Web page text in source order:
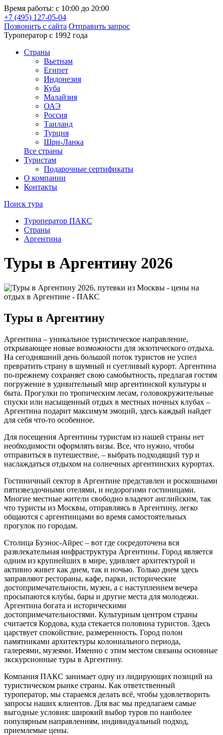
Время работы: с 10:00 до 20:00
+7 (495) 127-05-04
Позвонить с сайта Отправить запрос
Туроператор с 1992 года
Cтраны
Вьетнам
Египет
Индонезия
Куба
Малайзия
ОАЭ
Россия
Таиланд
Турция
Шри-Ланка
Все страны
Туристам
Подарочные сертификаты
О компании
Контакты
Поиск тура
Туроператор ПАКС
Cтраны
Аргентина
Туры в Аргентину 2026
Туры в Аргентину
Аргентина – уникальное туристическое направление,
открывающее новые возможности для экзотического отдыха.
На сегодняшний день большой поток туристов не успел
превратить страну в шумный и суетливый курорт. Аргентина
по-прежнему сохраняет свою самобытность, предлагая гостям
погружение в удивительный мир аргентинской культуры и
быта. Прогулки по тропическим лесам, головокружительные
спуски или насыщенный отдых в местных ночных клубах –
Аргентина подарит максимум эмоций, здесь каждый найдет
для себя что-то особенное.
Для посещения Аргентины туристам из нашей страны нет
необходимости оформлять визы. Все, что нужно, чтобы
отправиться в путешествие, – выбрать подходящий тур и
наслаждаться отдыхом на солнечных аргентинских курортах.
Гостиничный сектор в Аргентине представлен и роскошными
пятизвездочными отелями, и недорогими гостиницами.
Многие местные жители свободно владеют английским, так
что туристы из Москвы, отправляясь в Аргентину, легко
общаются с аргентинцами во время самостоятельных
прогулок по городам.
Столица Буэнос-Айрес – вот где сосредоточена вся
развлекательная инфраструктура Аргентины. Город является
одним из крупнейших в мире, удивляет архитектурой и
активно живет как днем, так и ночью. Только днем здесь
заправляют рестораны, кафе, парки, исторические
достопримечательности, музеи, а с наступлением вечера
просыпаются клубы, бары и другие места для молодежи.
Аргентина богата и историческими
достопримечательностями. Культурным центром страны
считается Кордова, куда стекается половина туристов. Здесь
царствует спокойствие, размеренность. Город полон
памятниками архитектуры колониального периода,
галереями, музеями. Именно с этим местом связаны основные
экскурсионные туры в Аргентину.
Компания ПАКС занимает одну из лидирующих позиций на
туристическом рынке страны. Как ответственный
туроператор, мы стараемся делать всё, чтобы удовлетворить
запросы наших клиентов. Для вас мы предлагаем самые
выгодные условия: широкий выбор туров по наиболее
популярным направлениям, индивидуальный подход,
приемлемые цены.